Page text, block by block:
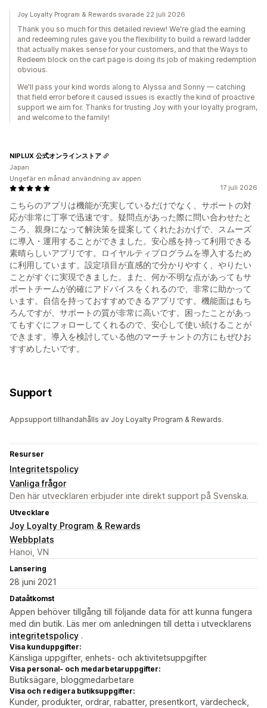
Joy Loyalty Program & Rewards svarade 22 juli 2026
Thank you so much for this detailed review! We're glad the earning
and redeeming rules gave you the flexibility to build a reward ladder
that actually makes sense for your customers, and that the Ways to
Redeem block on the cart page is doing its job of making redemption
obvious.
We'll pass your kind words along to Alyssa and Sonny — catching
that field error before it caused issues is exactly the kind of proactive
support we aim for. Thanks for trusting Joy with your loyalty program,
and welcome to the family!
17 juli 2026
こちらのアプリは機能が充実しているだけでなく、サポートの対
応が非常に丁寧で迅速です。疑問点があった際に問い合わせたと
ころ、親身になって解決策を提案してくれたおかげで、スムーズ
に導入・運用することができました。安心感を持って利用できる
素晴らしいアプリです。ロイヤルティプログラムを導入するため
に利用しています。設定項目が直感的で分かりやすく、やりたい
ことがすぐに実現できました。また、何か不明な点があってもサ
ポートチームが的確にアドバイスをくれるので、非常に助かって
います。自信を持っておすすめできるアプリです。機能面はもち
ろんですが、サポートの質が非常に高いです。困ったことがあっ
てもすぐにフォローしてくれるので、安心して使い続けることが
できます。導入を検討している他のマーチャントの方にもぜひお
すすめしたいです。
NIPLUX 公式オンラインストア
Japan
Ungefär en månad användning av appen
Support
Appsupport tillhandahålls av Joy Loyalty Program & Rewards.
Resurser
Integritetspolicy
Vanliga frågor
Den här utvecklaren erbjuder inte direkt support på Svenska.
Utvecklare
Joy Loyalty Program & Rewards
Webbplats
Hanoi, VN
Lansering
28 juni 2021
Dataåtkomst
Appen behöver tillgång till följande data för att kunna fungera
med din butik. Läs mer om anledningen till detta i utvecklarens
integritetspolicy .
Visa kunduppgifter:
Känsliga uppgifter, enhets- och aktivitetsuppgifter
Visa personal- och medarbetaruppgifter:
Butiksägare, bloggmedarbetare
Visa och redigera butiksuppgifter:
Kunder, produkter, ordrar, rabatter, presentkort, värdecheck,